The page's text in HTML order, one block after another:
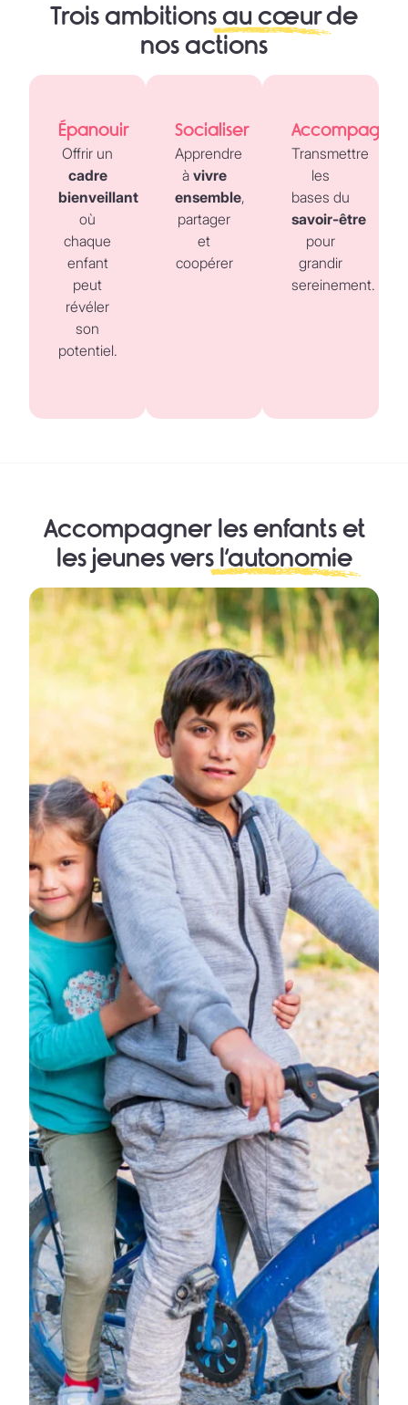
Trois ambitionsau cœurde
nos actions
Épanouir
Offrir un
cadre
bienveillant
où
chaque
enfant
peut
révéler
son
potentiel.
Socialiser
Apprendre
à vivre
ensemble,
partager
et
coopérer
Accompagner
Transmettre
les
bases du
savoir‑être
pour
grandir
sereinement.
Accompagner les enfants et
les jeunes vers l’autonomie